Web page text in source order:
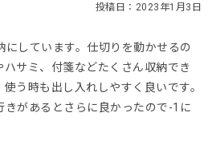
投稿日：2023年1月3日
にしています。仕切りを動かせるの
サミ、付箋などたくさん収納でき
う時も出し入れしやすく良いです。
きがあるとさらに良かったので-1に